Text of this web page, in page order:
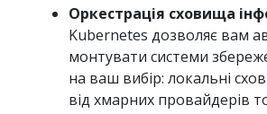
Оркестрація сховища
Kubernetes дозволяє вам
монтувати системи
на ваш вибір: локальні
від хмарних провайдерів